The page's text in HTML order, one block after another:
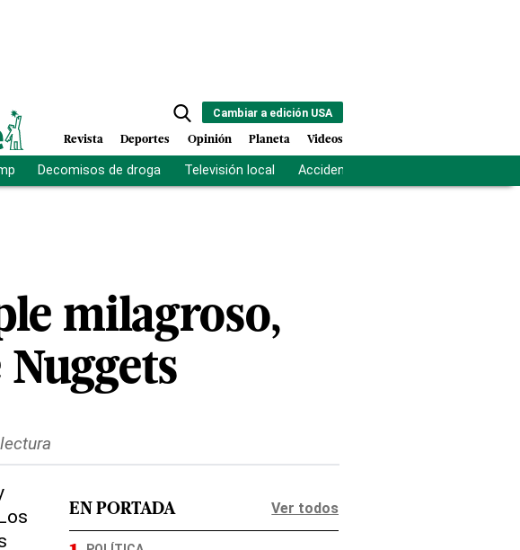
Cambiar a edición USA
Revista Deportes Opinión Planeta Videos
Decomisos de droga Televisión local Accidente Los Ríos
milagroso,
EN PORTADA Ver todos